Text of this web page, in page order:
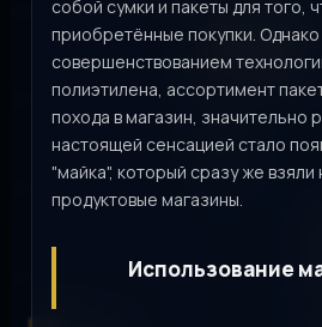
собой сумки и пакеты для того,
приобретённые покупки. Однако
совершенствованием
полиэтилена, ассортимент
похода в магазин, значительно
настоящей сенсацией стало
"майка", который сразу же
продуктовые магазины.
Использование